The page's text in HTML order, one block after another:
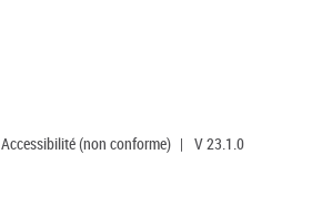
Accessibilité (non conforme) | V 23.1.0